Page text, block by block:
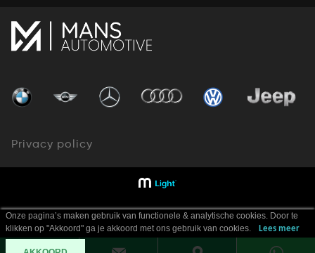
Privacy policy
Onze pagina’s maken gebruik van functionele & analytische cookies. Door te
klikken op "Akkoord" ga je akkoord met ons gebruik van cookies.
Lees meer